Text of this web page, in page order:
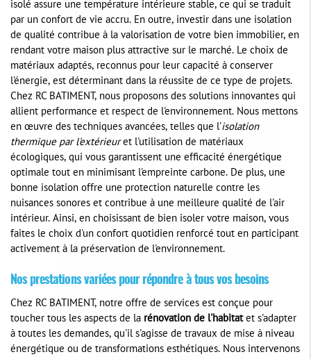
isolé assure une température intérieure stable, ce qui se traduit
par un confort de vie accru. En outre, investir dans une isolation
de qualité contribue à la valorisation de votre bien immobilier, en
rendant votre maison plus attractive sur le marché. Le choix de
matériaux adaptés, reconnus pour leur capacité à conserver
l'énergie, est déterminant dans la réussite de ce type de projets.
Chez RC BATIMENT, nous proposons des solutions innovantes qui
allient performance et respect de l'environnement. Nous mettons
en œuvre des techniques avancées, telles que l' isolation
thermique par l'extérieuret l'utilisation de matériaux
écologiques, qui vous garantissent une efficacité énergétique
optimale tout en minimisant l'empreinte carbone. De plus, une
bonne isolation offre une protection naturelle contre les
nuisances sonores et contribue à une meilleure qualité de l'air
intérieur. Ainsi, en choisissant de bien isoler votre maison, vous
faites le choix d'un confort quotidien renforcé tout en participant
activement à la préservation de l'environnement.
Nos prestations variées pour répondre à tous vos besoins
Chez RC BATIMENT, notre offre de services est conçue pour
toucher tous les aspects de la rénovation de l'habitatet s'adapter
à toutes les demandes, qu'il s'agisse de travaux de mise à niveau
énergétique ou de transformations esthétiques. Nous intervenons